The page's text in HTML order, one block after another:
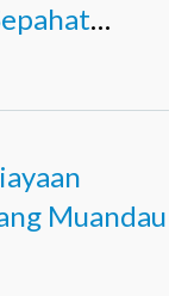
Muandau